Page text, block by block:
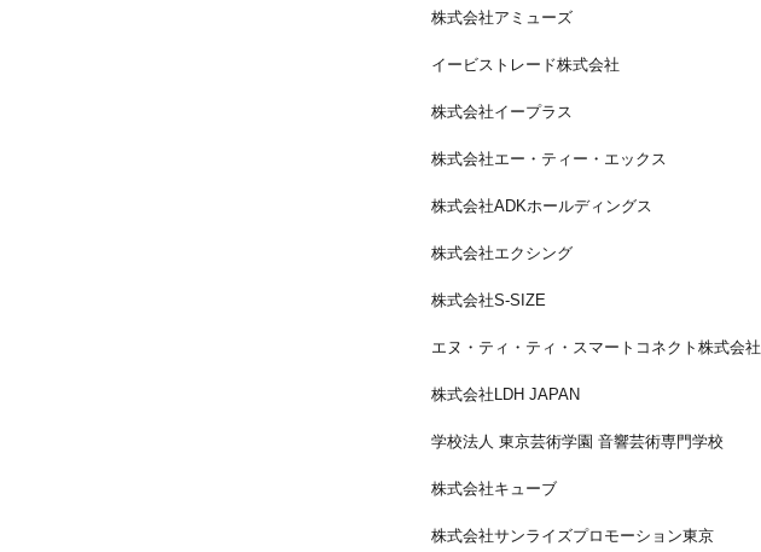
株式会社アミューズ
イービストレード株式会社
株式会社イープラス
株式会社エー・ティー・エックス
株式会社ADKホールディングス
株式会社エクシング
株式会社S-SIZE
エヌ・ティ・ティ・スマートコネクト株式会社
株式会社LDH JAPAN
学校法人 東京芸術学園 音響芸術専門学校
株式会社キューブ
株式会社サンライズプロモーション東京